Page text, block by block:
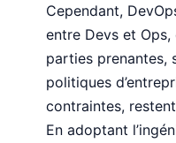
Cependant,
entre Devs et
parties prenantes,
politiques
contraintes,
En adoptant